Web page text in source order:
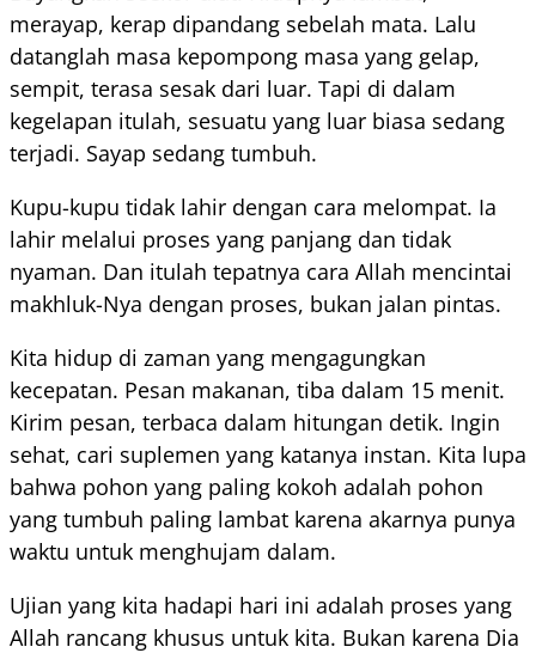
merayap, kerap dipandang sebelah mata. Lalu
datanglah masa kepompong masa yang gelap,
sempit, terasa sesak dari luar. Tapi di dalam
kegelapan itulah, sesuatu yang luar biasa sedang
terjadi. Sayap sedang tumbuh.
Kupu-kupu tidak lahir dengan cara melompat. Ia
lahir melalui proses yang panjang dan tidak
nyaman. Dan itulah tepatnya cara Allah mencintai
makhluk-Nya dengan proses, bukan jalan pintas.
Kita hidup di zaman yang mengagungkan
kecepatan. Pesan makanan, tiba dalam 15 menit.
Kirim pesan, terbaca dalam hitungan detik. Ingin
sehat, cari suplemen yang katanya instan. Kita lupa
bahwa pohon yang paling kokoh adalah pohon
yang tumbuh paling lambat karena akarnya punya
waktu untuk menghujam dalam.
Ujian yang kita hadapi hari ini adalah proses yang
Allah rancang khusus untuk kita. Bukan karena Dia